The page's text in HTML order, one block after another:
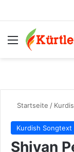
Menü
Startseite /
Kurdish Songtext
Shivan